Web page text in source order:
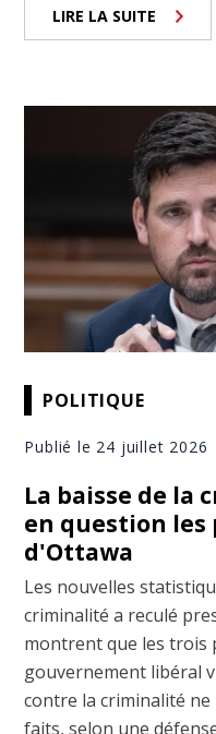
LIRE LA SUITE
POLITIQUE
Publié le 24 juillet 2026
La baisse de la
en question les
d'Ottawa
Les nouvelles
criminalité a reculé
montrent que les trois
gouvernement libéral
contre la criminalité
faits, selon une